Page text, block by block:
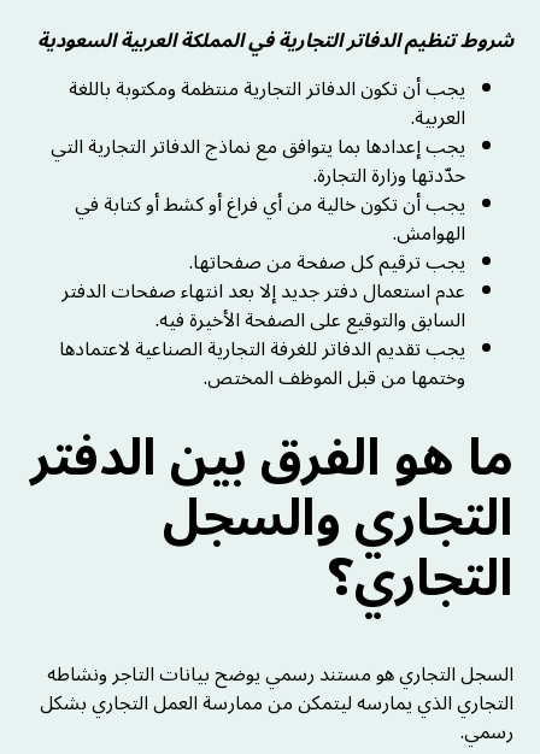
شروط تنظيم الدفاتر التجارية في المملكة العربية السعودية
يجب أن تكون الدفاتر التجارية منتظمة ومكتوبة باللغة
العربية.
يجب إعدادها بما يتوافق مع نماذج الدفاتر التجارية التي
حدّدتها وزارة التجارة.
يجب أن تكون خالية من أي فراغ أو كشط أو كتابة في
الهوامش.
يجب ترقيم كل صفحة من صفحاتها.
عدم استعمال دفتر جديد إلا بعد انتهاء صفحات الدفتر
السابق والتوقيع على الصفحة الأخيرة فيه.
يجب تقديم الدفاتر للغرفة التجارية الصناعية لاعتمادها
وختمها من قبل الموظف المختص.
ما هو الفرق بين الدفتر
التجاري والسجل
التجاري؟
السجل التجاري هو مستند رسمي يوضح بيانات التاجر ونشاطه
التجاري الذي يمارسه ليتمكن من ممارسة العمل التجاري بشكل
رسمي.